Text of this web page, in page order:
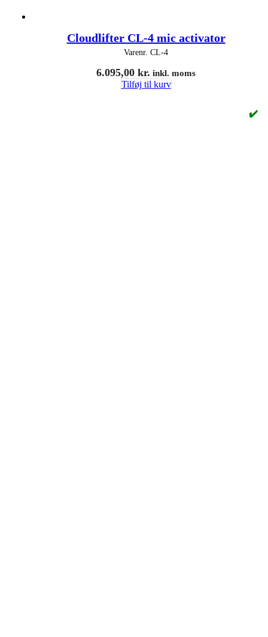
Cloudlifter CL-4 mic activator
Varenr. CL-4
6.095,00 kr. inkl. moms
Tilføj til kurv
✔️